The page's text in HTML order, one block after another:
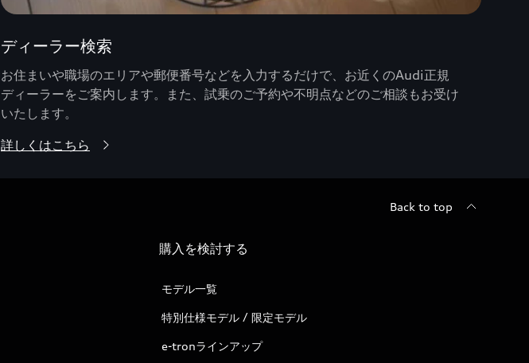
ディーラー検索
お住まいや職場のエリアや郵便番号などを入力するだけで、お近くのAudi正規
ディーラーをご案内します。また、試乗のご予約や不明点などのご相談もお受け
いたします。
詳しくはこちら
Back to top
購入を検討する
モデル一覧
特別仕様モデル / 限定モデル
e-tronラインアップ